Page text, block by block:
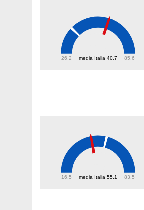
media Italia 40.7
26.2 85.6
media Italia 55.1
16.5 83.5